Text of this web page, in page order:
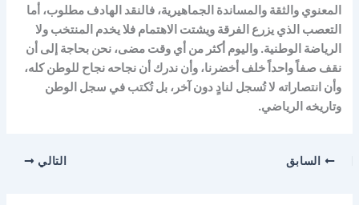
المعنوي والثقة والمساندة الجماهيرية، فالنقد الهادف مطلوب، أما
التعصب الذي يزرع الفرقة ويشتت الاهتمام فلا يخدم المنتخب ولا
الرياضة الوطنية. واليوم أكثر من أي وقت مضى، نحن بحاجة إلى أن
نقف صفاً واحداً خلف أخضرنا، وأن ندرك أن نجاحه نجاح للوطن كله،
وأن انتصاراته لا تُسجل لنادٍ دون آخر، بل تُكتب في سجل الوطن
وتاريخه الرياضي.
السابق التالي